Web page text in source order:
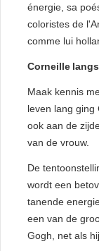
énergie, sa
coloristes de
comme lui
Corneille
Maak kennis
leven lang ging
ook aan de
van de vrouw.
De
wordt een
tanende
een van de
Gogh, net als